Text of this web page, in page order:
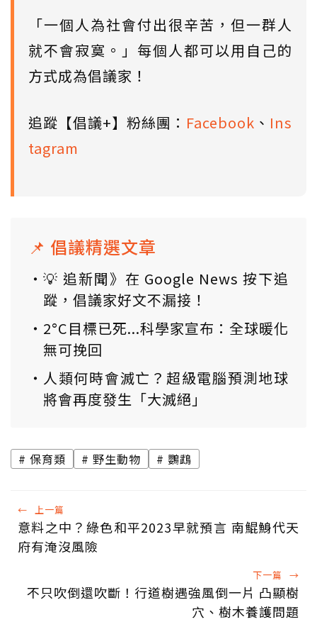
「一個人為社會付出很辛苦，但一群人
就不會寂寞。」每個人都可以用自己的
方式成為倡議家！
追蹤【倡議+】粉絲團： Facebook 、 Ins
tagram
📌 倡議精選文章
💡 追新聞》在 Google News 按下追
蹤，倡議家好文不漏接！
2°C目標已死...科學家宣布：全球暖化
無可挽回
人類何時會滅亡？超級電腦預測地球
將會再度發生「大滅絕」
保育類 野生動物 鸚鵡
← 上一篇
意料之中？綠色和平2023早就預言 南鯤鯓代天
府有淹沒風險
下一篇 →
不只吹倒還吹斷！行道樹遇強風倒一片 凸顯樹
穴、樹木養護問題